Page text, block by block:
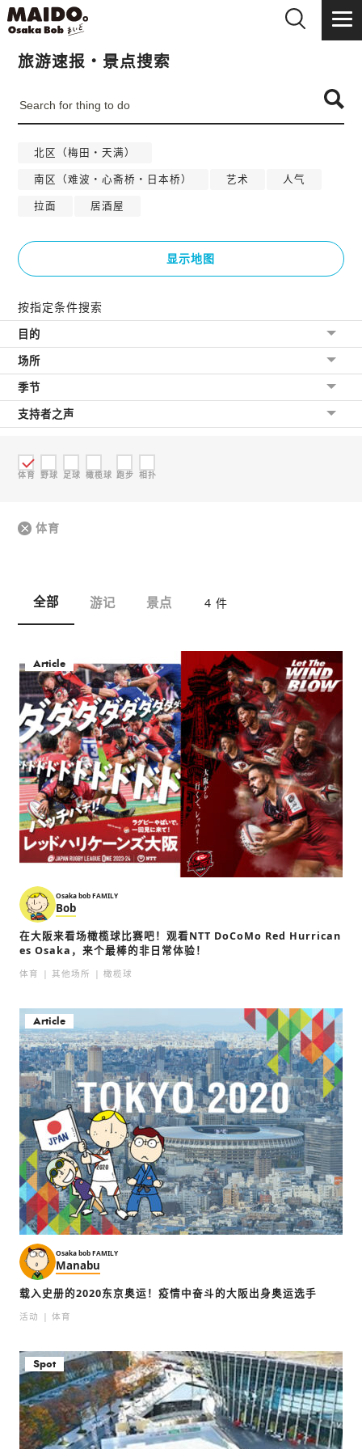
旅游速报・景点搜索
北区（梅田・天满）
南区（难波・心斋桥・日本桥）
艺术
人气
拉面
居酒屋
显示地图
按指定条件搜索
目的
场所
季节
支持者之声
体育 野球 足球 橄榄球 跑步 相扑
体育
全部 游记 景点 4 件
Article
Osaka bob FAMILY
Bob
在大阪来看场橄榄球比赛吧！观看NTT DoCoMo Red Hurrican
es Osaka，来个最棒的非日常体验！
体育 其他场所 橄榄球
Article
Osaka bob FAMILY
Manabu
载入史册的2020东京奥运！疫情中奋斗的大阪出身奥运选手
活动 体育
Spot